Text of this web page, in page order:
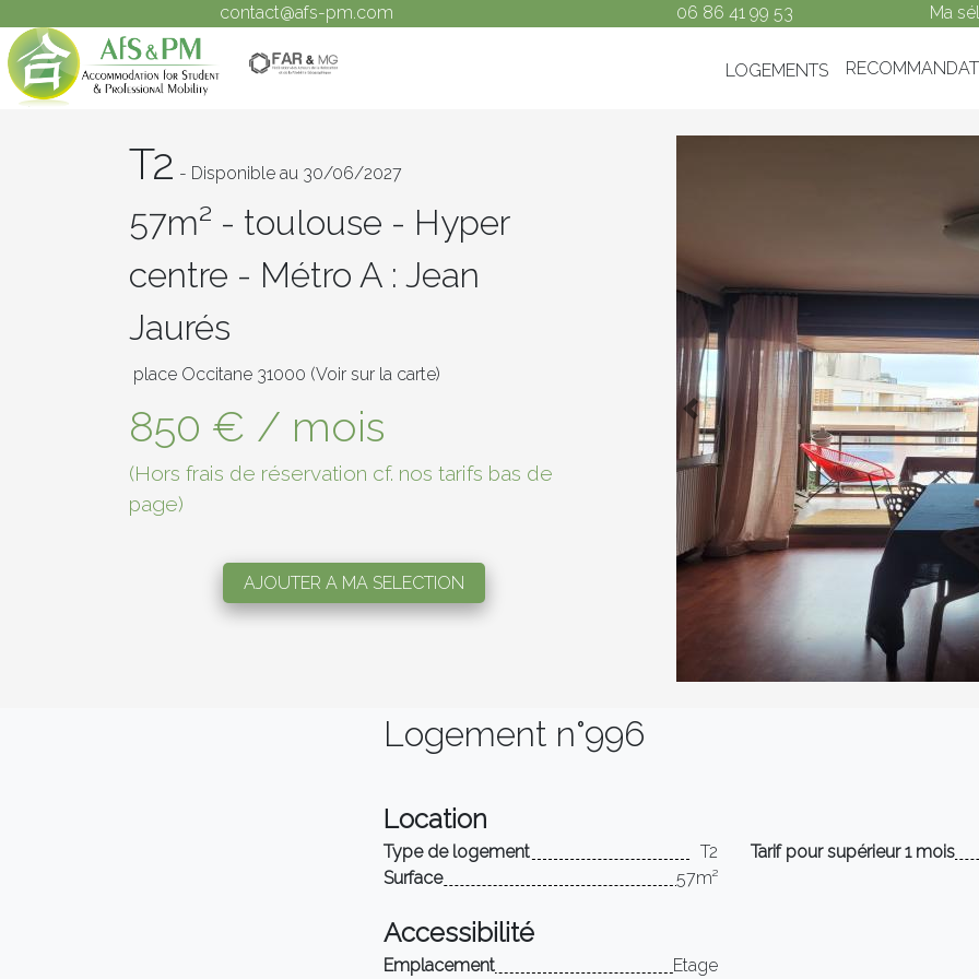
contact@afs-pm.com 06 86 41 99 53 Ma
LOGEMENTS
T2 - Disponible au 30/06/2027
57m² - toulouse - Hyper
centre - Métro A : Jean
Jaurés
place Occitane 31000 (Voir sur la carte)
850 € / mois
(Hors frais de réservation cf. nos tarifs bas de
page)
AJOUTER A MA SELECTION
Previous
Logement n°996
Location
Type de logement
T2
Surface
57m²
Tarif pour supérieur 1 mois
Accessibilité
Emplacement Etage